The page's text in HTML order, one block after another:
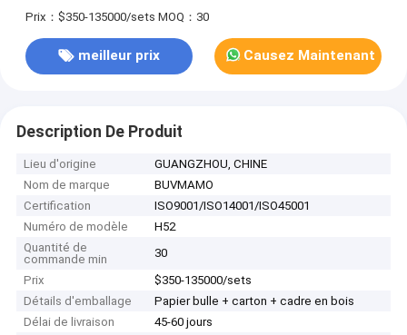
familiale sur le thème du lapin.
Prix：$350-135000/sets MOQ：30
meilleur prix Causez Maintenant
Description De Produit
Lieu d'origine
GUANGZHOU, CHINE
Nom de marque
BUVMAMO
Certification
ISO9001/ISO14001/ISO45001
Numéro de modèle
H52
Quantité de
commande min
30
Prix
$350-135000/sets
Détails d'emballage
Papier bulle + carton + cadre en bois
Délai de livraison
45-60 jours